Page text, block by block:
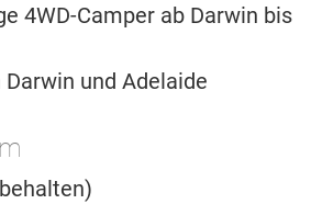
4WD-Camper ab Darwin bis
Darwin und Adelaide